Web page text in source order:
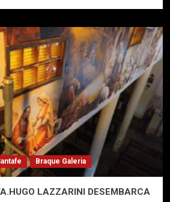
Braque Galeria
LAZZARINI DESEMBARCA